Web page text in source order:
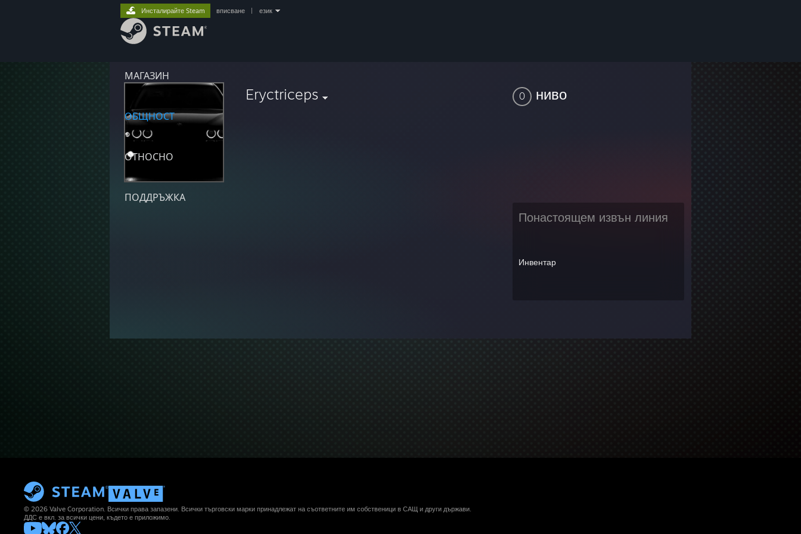
МАГАЗИН
ОБЩНОСТ
ОТНОСНО
ПОДДРЪЖКА
Инсталирайте Steam вписване език
Eryctriceps 0 ниво
Понастоящем извън линия
Инвентар
© 2026 Valve Corporation. Всички права запазени. Всички търговски марки принадлежат на съответните им собственици в САЩ и други държави.
ДДС е вкл. за всички цени, където е приложимо.